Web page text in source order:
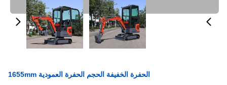
الحفرة الخفيفة الحجم الحفرة العمودية 1655mm